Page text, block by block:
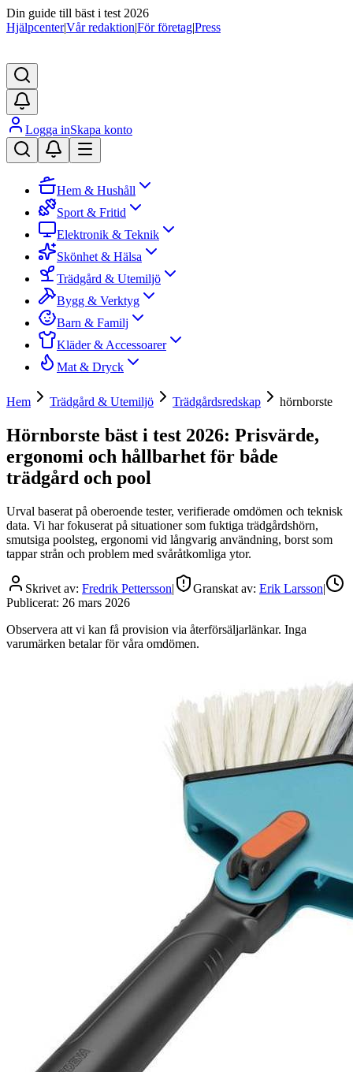
Din guide till bäst i test 2026
Hjälpcenter|Vår redaktion|För företag|Press
Logga inSkapa konto
Hem & Hushåll
Sport & Fritid
Elektronik & Teknik
Skönhet & Hälsa
Trädgård & Utemiljö
Bygg & Verktyg
Barn & Familj
Kläder & Accessoarer
Mat & Dryck
Hem Trädgård & Utemiljö Trädgårdsredskap hörnborste
Hörnborste bäst i test 2026: Prisvärde,
ergonomi och hållbarhet för både
trädgård och pool
Urval baserat på oberoende tester, verifierade omdömen och teknisk
data. Vi har fokuserat på situationer som fuktiga trädgårdshörn,
smutsiga poolsteg, ergonomi vid långvarig användning, borst som
tappar strån och problem med svåråtkomliga ytor.
Skrivet av: Fredrik Pettersson| Granskat av: Erik Larsson|
Publicerat: 26 mars 2026
Observera att vi kan få provision via återförsäljarlänkar. Inga
varumärken betalar för våra omdömen.